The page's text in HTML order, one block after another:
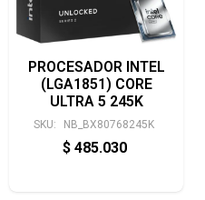
PROCESADOR INTEL
(LGA1851) CORE
ULTRA 5 245K
SKU: NB_BX80768245K
$ 485.030